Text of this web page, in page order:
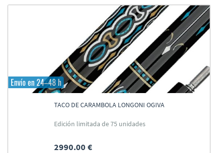
Envío en 24–48 h
TACO DE CARAMBOLA LONGONI OGIVA
Edición limitada de 75 unidades
2990.00 €